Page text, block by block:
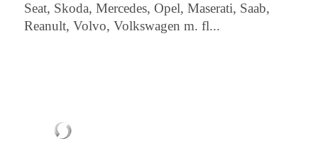
Seat, Skoda, Mercedes, Opel, Maserati, Saab,
Reanult, Volvo, Volkswagen m. fl...